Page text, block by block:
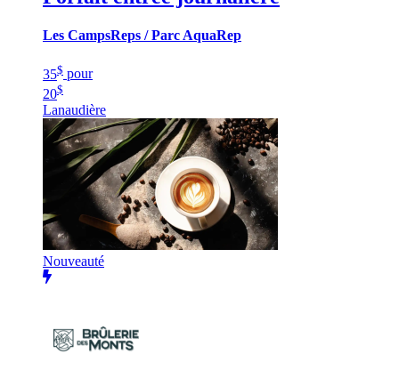
Les CampsReps / Parc AquaRep
35$ pour
20$
Lanaudière
Nouveauté